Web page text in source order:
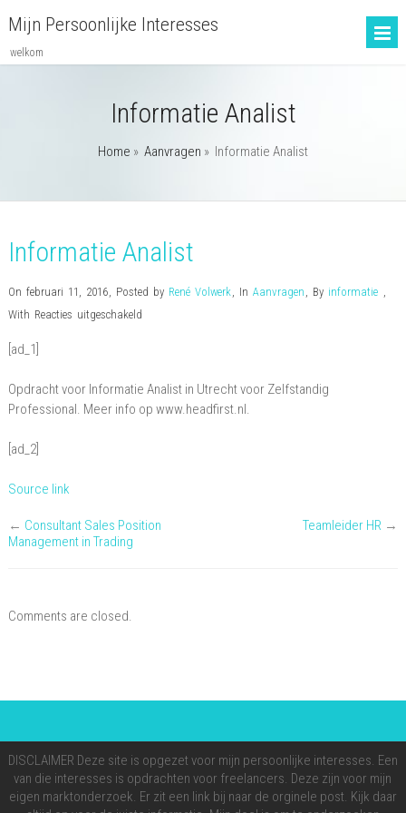
Mijn Persoonlijke Interesses
welkom
Informatie Analist
Home » Aanvragen » Informatie Analist
Informatie Analist
On februari 11, 2016, Posted by René Volwerk, In Aanvragen , By informatie ,
With Reacties uitgeschakeldvoor
[ad_1]
Opdracht voor Informatie Analist in Utrecht voor Zelfstandig
Professional. Meer info op www.headfirst.nl.
[ad_2]
Source link
← Consultant Sales Position
Management in Trading
Teamleider HR →
Comments are closed.
DISCLAIMER Deze site is opgezet voor mijn persoonlijke interesses. Een
van die interesses is opdrachten voor freelancers. Deze zijn voor mijn
eigen marktonderzoek. Er zit een link bij naar de orginele post. Kijk daar